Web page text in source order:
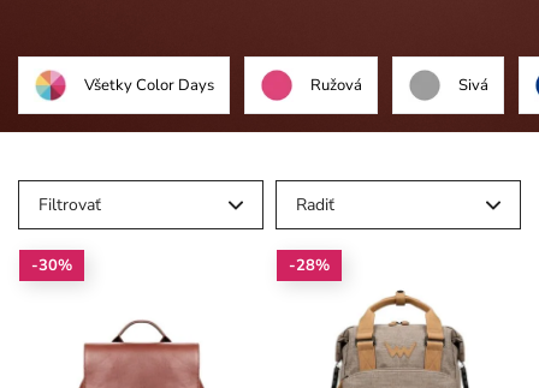
Všetky Color Days Ružová Sivá
Filtrovať Radiť
-30% -28%